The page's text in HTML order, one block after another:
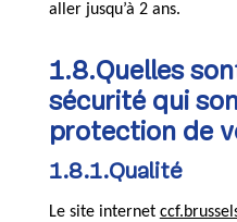
aller jusqu’à 2 ans.
1.8.Quelles
sécurité qui
protection de
1.8.1.Qualité
Le site internet